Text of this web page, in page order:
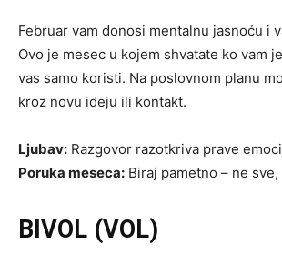
Februar vam donosi mentalnu jasnoću i
Ovo je mesec u kojem shvatate ko vam
vas samo koristi. Na poslovnom planu
kroz novu ideju ili kontakt.
Ljubav: Razgovor razotkriva prave
Poruka meseca: Biraj pametno – ne
BIVOL (VOL)